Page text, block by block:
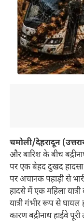
चमोली/देहरादून
और बारिश के बीच
पर एक बेहद दुखद हादसा
पर अचानक पहाड़ी से
हादसे में एक महिला
यात्री गंभीर रूप से
कारण बद्रीनाथ हाईवे